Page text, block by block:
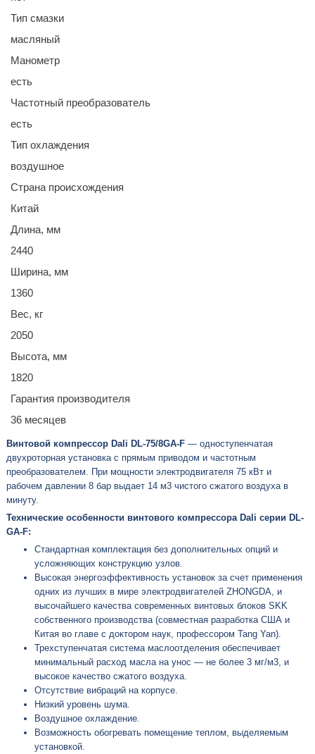
Тип смазки
масляный
Манометр
есть
Частотный преобразователь
есть
Тип охлаждения
воздушное
Страна происхождения
Китай
Длина, мм
2440
Ширина, мм
1360
Вес, кг
2050
Высота, мм
1820
Гарантия производителя
36 месяцев
Винтовой компрессор Dali DL-75/8GA-F— одноступенчатая
двухроторная установка с прямым приводом и частотным
преобразователем. При мощности электродвигателя 75 кВт и
рабочем давлении 8 бар выдает 14 м3 чистого сжатого воздуха в
минуту.
Технические особенности винтового компрессора Dali серии DL-
GA-F:
Стандартная комплектация без дополнительных опций и
усложняющих конструкцию узлов.
Высокая энергоэффективность установок за счет применения
одних из лучших в мире электродвигателей ZHONGDA, и
высочайшего качества современных винтовых блоков SKK
собственного производства (совместная разработка США и
Китая во главе с доктором наук, профессором Tang Yan).
Трехступенчатая система маслоотделения обеспечивает
минимальный расход масла на унос — не более 3 мг/м3, и
высокое качество сжатого воздуха.
Отсутствие вибраций на корпусе.
Низкий уровень шума.
Воздушное охлаждение.
Возможность обогревать помещение теплом, выделяемым
установкой.